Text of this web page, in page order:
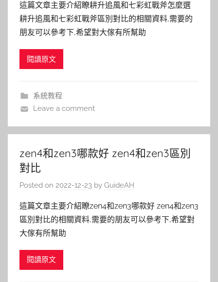
這篇文章主要介紹瞭耕升追風和七彩虹戰斧怎麼選
耕升追風和七彩虹戰斧區別對比的相關資料,需要的
朋友可以參考下,希望對大傢有所幫助
閱讀原文
系統教程
Leave a comment
zen4和zen3哪款好 zen4和zen3區別
對比
Posted on 2022-12-23 by GuideAH
這篇文章主要介紹瞭zen4和zen3哪款好 zen4和zen3
區別對比的相關資料,需要的朋友可以參考下,希望對
大傢有所幫助
閱讀原文